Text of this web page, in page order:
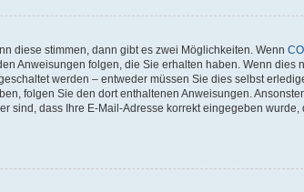
diese stimmen, dann gibt es zwei Möglichkeiten. Wenn
Anweisungen folgen, die Sie erhalten haben. Wenn dies
werden – entweder müssen Sie dies selbst
folgen Sie den dort enthaltenen Anweisungen.
sind, dass Ihre E-Mail-Adresse korrekt eingegeben